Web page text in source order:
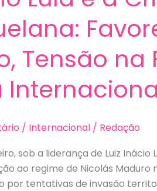
Tensão na
/ Internacional / Redação
sob a liderança de Luiz Inácio
ao regime de Nicolás Maduro
por tentativas de invasão